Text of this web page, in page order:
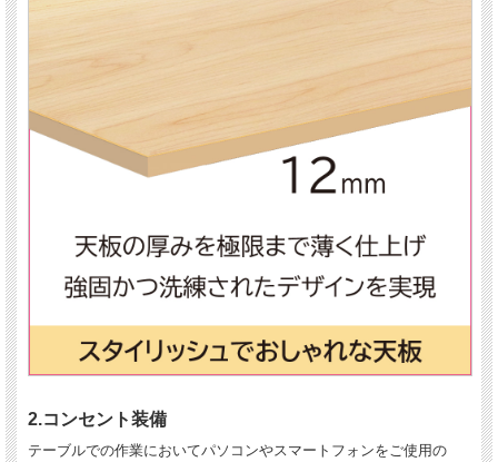
2.コンセント装備
テーブルでの作業においてパソコンやスマートフォンをご使用の